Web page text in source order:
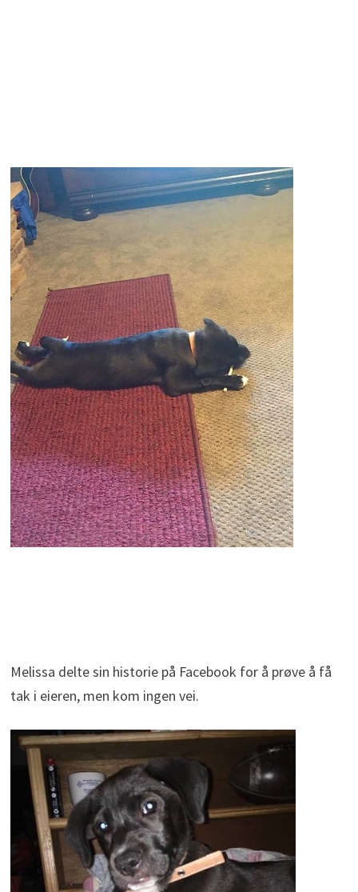
Melissa delte sin historie på Facebook for å prøve å få
tak i eieren, men kom ingen vei.